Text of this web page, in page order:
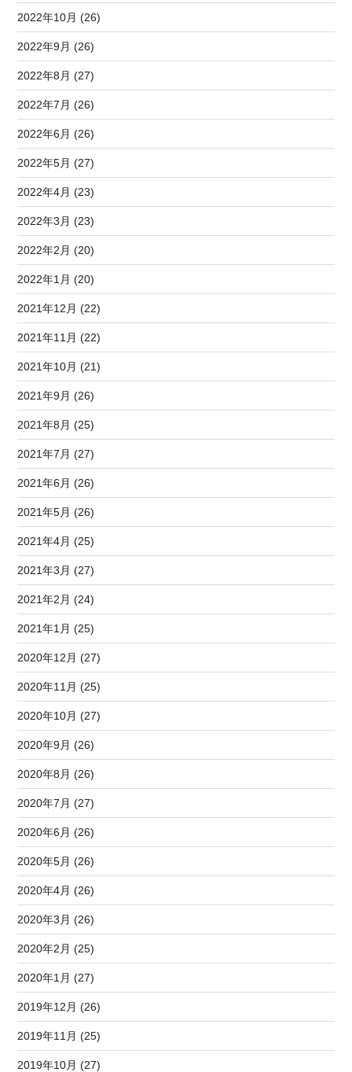
2022年10月 (26)
2022年9月 (26)
2022年8月 (27)
2022年7月 (26)
2022年6月 (26)
2022年5月 (27)
2022年4月 (23)
2022年3月 (23)
2022年2月 (20)
2022年1月 (20)
2021年12月 (22)
2021年11月 (22)
2021年10月 (21)
2021年9月 (26)
2021年8月 (25)
2021年7月 (27)
2021年6月 (26)
2021年5月 (26)
2021年4月 (25)
2021年3月 (27)
2021年2月 (24)
2021年1月 (25)
2020年12月 (27)
2020年11月 (25)
2020年10月 (27)
2020年9月 (26)
2020年8月 (26)
2020年7月 (27)
2020年6月 (26)
2020年5月 (26)
2020年4月 (26)
2020年3月 (26)
2020年2月 (25)
2020年1月 (27)
2019年12月 (26)
2019年11月 (25)
2019年10月 (27)